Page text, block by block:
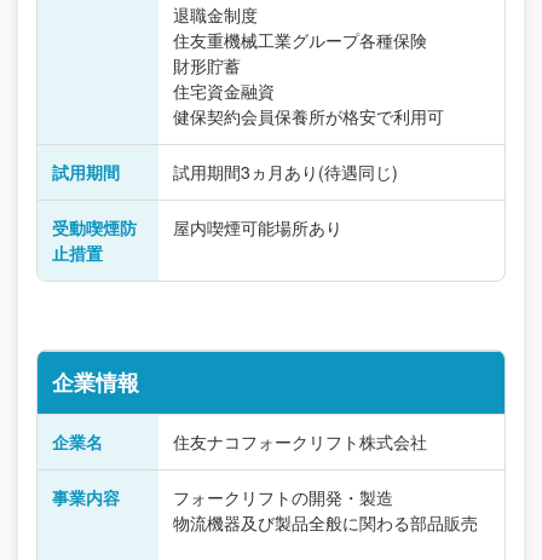
退職金制度
住友重機械工業グループ各種保険
財形貯蓄
住宅資金融資
健保契約会員保養所が格安で利用可
試用期間 試用期間3ヵ月あり(待遇同じ)
受動喫煙防
止措置
屋内喫煙可能場所あり
企業情報
企業名 住友ナコフォークリフト株式会社
事業内容
フォークリフトの開発・製造
物流機器及び製品全般に関わる部品販売